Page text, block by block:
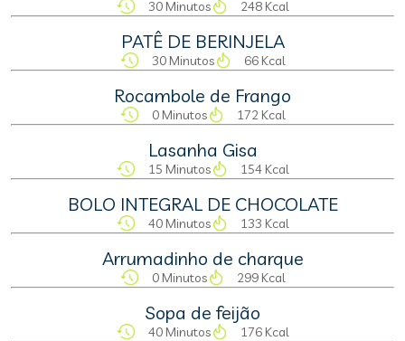
30 Minutos 248 Kcal
PATÊ DE BERINJELA
30 Minutos 66 Kcal
Rocambole de Frango
0 Minutos 172 Kcal
Lasanha Gisa
15 Minutos 154 Kcal
BOLO INTEGRAL DE CHOCOLATE
40 Minutos 133 Kcal
Arrumadinho de charque
0 Minutos 299 Kcal
Sopa de feijão
40 Minutos 176 Kcal